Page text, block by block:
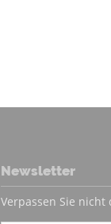
Newsletter
Verpassen Sie